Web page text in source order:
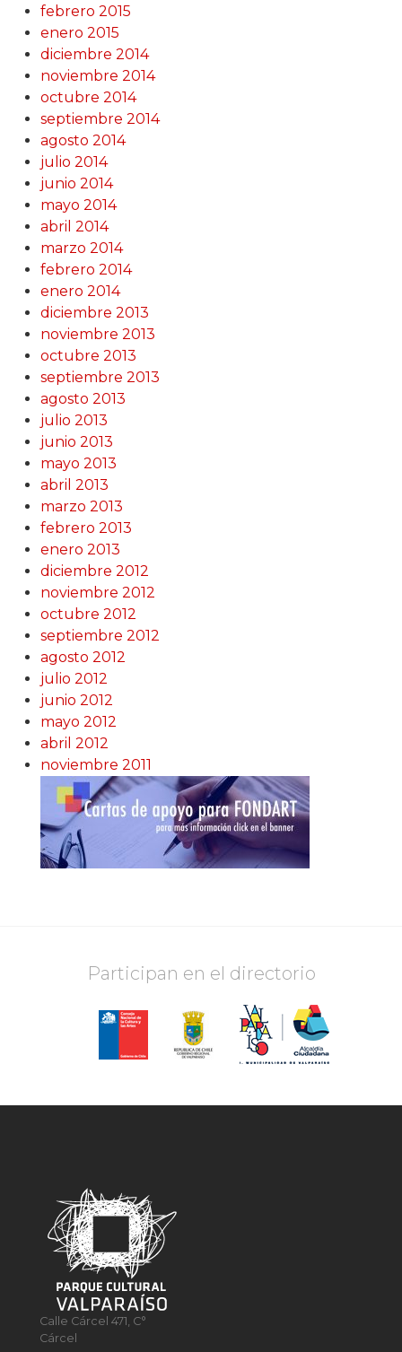
febrero 2015
enero 2015
diciembre 2014
noviembre 2014
octubre 2014
septiembre 2014
agosto 2014
julio 2014
junio 2014
mayo 2014
abril 2014
marzo 2014
febrero 2014
enero 2014
diciembre 2013
noviembre 2013
octubre 2013
septiembre 2013
agosto 2013
julio 2013
junio 2013
mayo 2013
abril 2013
marzo 2013
febrero 2013
enero 2013
diciembre 2012
noviembre 2012
octubre 2012
septiembre 2012
agosto 2012
julio 2012
junio 2012
mayo 2012
abril 2012
noviembre 2011
Participan en el directorio
Calle Cárcel 471, C°
Cárcel